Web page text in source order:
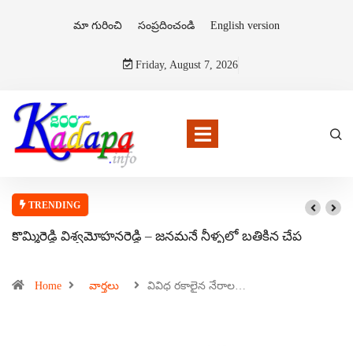
మా గురించి సంప్రదించండి English version
Friday, August 7, 2026
TRENDING
కొమ్మిరెడ్డి విశ్వమోహనరెడ్డి – జనమనే నీళ్ళలో బతికిన చేప
Home వార్తలు వివిధ రకాలైన నేరాల…